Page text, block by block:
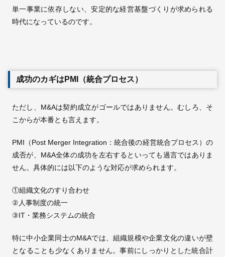
単一事業に依存しない、安定的な経営基盤づくりが求められる
時代になっているのです。
成功のカギはPMI（統合プロセス）
ただし、M&Aは契約成立がゴールではありません。むしろ、そ
こからが本番とも言えます。
PMI（Post Merger Integration：統合後の経営統合プロセス）の
成否が、M&A全体の成功を左右するといっても過言ではありま
せん。具体的には以下のような対応が求められます。
①組織文化のすり合わせ
②人事制度の統一
③IT・業務システムの統合
特に中小企業同士のM&Aでは、組織規模や企業文化の違いが壁
となることも少なくありません。事前にしっかりとした統合計